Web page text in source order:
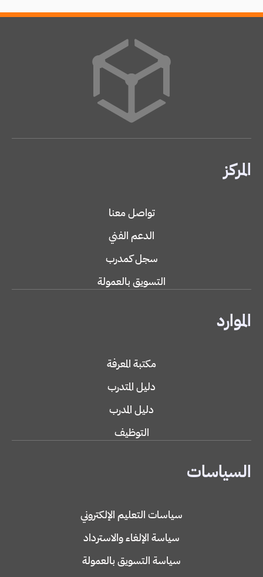
المركز
تواصل معنا
الدعم الفني
سجل كمدرب
التسويق بالعمولة
الموارد
مكتبة المعرفة
دليل المتدرب
دليل المدرب
التوظيف
السياسات
سياسات التعليم الإلكتروني
سياسة الإلغاء والاسترداد
سياسة التسويق بالعمولة